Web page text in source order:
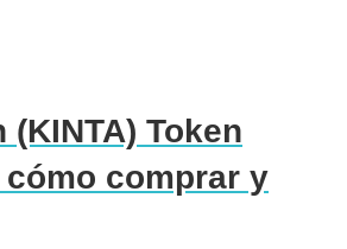
(KINTA) Token
cómo comprar y